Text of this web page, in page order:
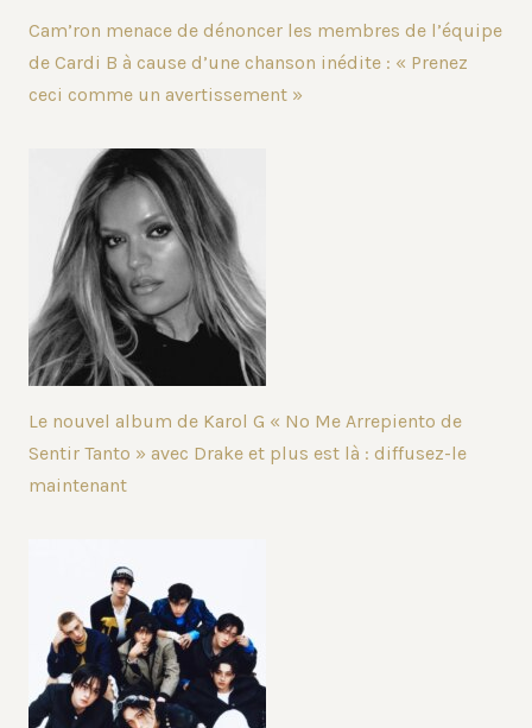
Cam’ron menace de dénoncer les membres de l’équipe
de Cardi B à cause d’une chanson inédite : « Prenez
ceci comme un avertissement »
Le nouvel album de Karol G « No Me Arrepiento de
Sentir Tanto » avec Drake et plus est là : diffusez-le
maintenant